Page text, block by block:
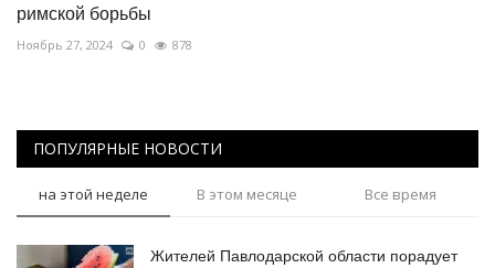
римской борьбы
Ноябрь 27, 2024 0 878
ПОПУЛЯРНЫЕ НОВОСТИ
на этой неделе В этом месяце Все время
Жителей Павлодарской области порадует